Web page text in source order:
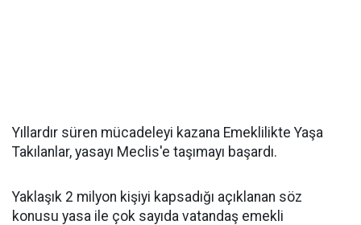
Yıllardır süren mücadeleyi kazana Emeklilikte Yaşa
Takılanlar, yasayı Meclis'e taşımayı başardı.
Yaklaşık 2 milyon kişiyi kapsadığı açıklanan söz
konusu yasa ile çok sayıda vatandaş emekli